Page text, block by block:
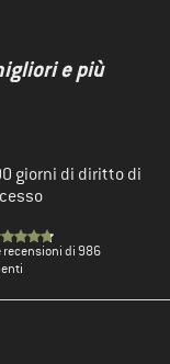
e più
giorni di diritto di
recensioni di 986